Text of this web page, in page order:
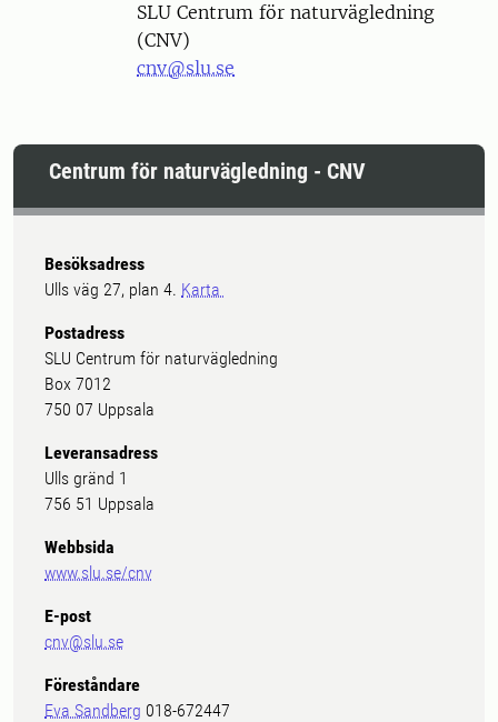
SLU Centrum för naturvägledning
(CNV)
cnv@slu.se
Centrum för naturvägledning - CNV
Besöksadress
Ulls väg 27, plan 4. Karta
Postadress
SLU Centrum för naturvägledning
Box 7012
750 07 Uppsala
Leveransadress
Ulls gränd 1
756 51 Uppsala
Webbsida
www.slu.se/cnv
E-post
cnv@slu.se
Föreståndare
Eva Sandberg 018-672447